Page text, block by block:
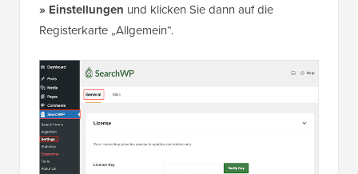
» Einstellungen und klicken Sie dann auf die
Registerkarte „Allgemein“.